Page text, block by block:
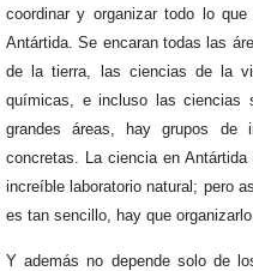
coordinar y organizar todo lo
Antártida. Se encaran todas las
de la tierra, las ciencias de la
químicas, e incluso las ciencias
grandes áreas, hay grupos de
concretas. La ciencia en
increíble laboratorio natural; pero
es tan sencillo, hay que
Y además no depende solo de